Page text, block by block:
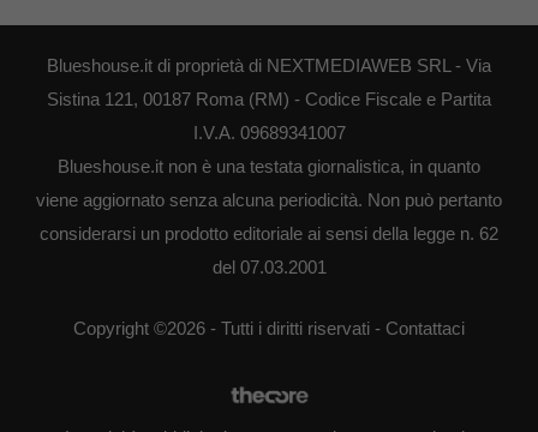
Blueshouse.it di proprietà di NEXTMEDIAWEB SRL - Via
Sistina 121, 00187 Roma (RM) - Codice Fiscale e Partita
I.V.A. 09689341007
Blueshouse.it non è una testata giornalistica, in quanto
viene aggiornato senza alcuna periodicità. Non può pertanto
considerarsi un prodotto editoriale ai sensi della legge n. 62
del 07.03.2001
Copyright ©2026 - Tutti i diritti riservati - Contattaci